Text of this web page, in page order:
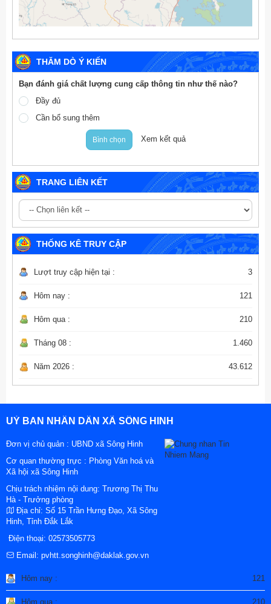
THĂM DÒ Ý KIẾN
Bạn đánh giá chất lượng cung cấp thông tin như thế nào?
Đầy đủ
Cần bổ sung thêm
Bình chọn Xem kết quả
TRANG LIÊN KẾT
THỐNG KÊ TRUY CẬP
Lượt truy cập hiện tại : 3
Hôm nay : 121
Hôm qua : 210
Tháng 08 : 1.460
Năm 2026 : 43.612
UỶ BAN NHÂN DÂN XÃ SÔNG HINH
Đơn vị chủ quản : UBND xã Sông Hinh
Cơ quan thường trực : Phòng Văn hoá và
Xã hội xã Sông Hinh
Chịu trách nhiệm nội dung: Trương Thị Thu
Hà - Trưởng phòng
Địa chỉ: Số 15 Trần Hưng Đạo, Xã Sông
Hinh, Tỉnh Đắk Lắk
Điện thoại: 02573505773
Email: pvhtt.songhinh@daklak.gov.vn
Hôm nay : 121
Hôm qua : 210